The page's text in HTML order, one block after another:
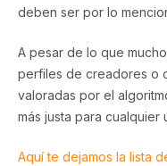
deben ser por lo
A pesar de lo que
perfiles de creadores o
valoradas por el
más justa para cualquier
Aquí te dejamos la lista